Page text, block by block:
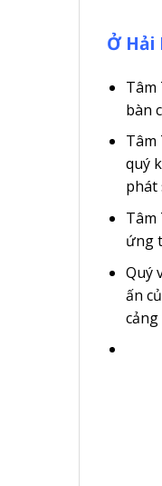
Ở Hải
Tâm
bàn
Tâm
quý
phát
Tâm
ứng
Quý
ấn